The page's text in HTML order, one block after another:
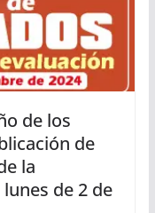
de los
de
la
de 2 de